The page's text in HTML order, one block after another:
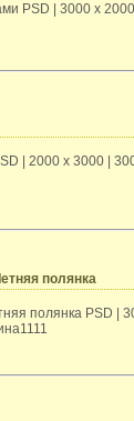
PSD | 3000 x
| 2000 x 3000 |
полянка
полянка PSD |